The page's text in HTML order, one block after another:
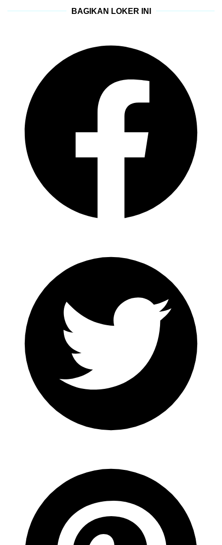
BAGIKAN LOKER INI